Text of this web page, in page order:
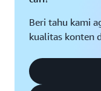
Beri tahu kami
kualitas konten